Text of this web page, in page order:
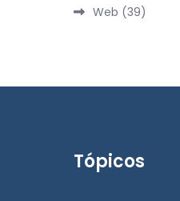
Web (39)
Tópicos